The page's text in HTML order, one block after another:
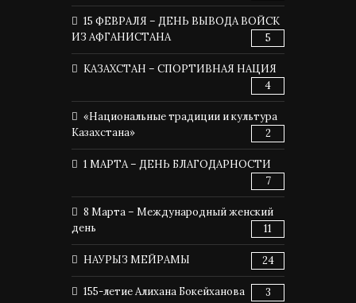
15 ФЕВРАЛЯ – ДЕНЬ ВЫВОДА ВОЙСК
ИЗ АФГАНИСТАНА
5
КАЗАХСТАН – СПОРТИВНАЯ НАЦИЯ
4
«Национальные традиции и культура
Казахстана»
2
1 МАРТА – ДЕНЬ БЛАГОДАРНОСТИ
7
8 Марта – Международный женский
день
11
НАУРЫЗ МЕЙРАМЫ 24
155-летие Алихана Бокейханова 3